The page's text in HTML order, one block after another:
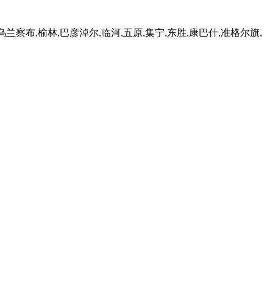
察布,榆林,巴彦淖尔,临河,五原,集宁,东胜,康巴什,准格尔旗,